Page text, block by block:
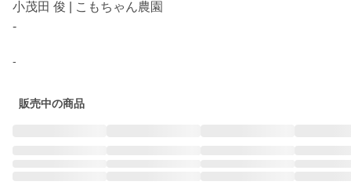
小茂田 俊 | こもちゃん農園
-
-
販売中の商品